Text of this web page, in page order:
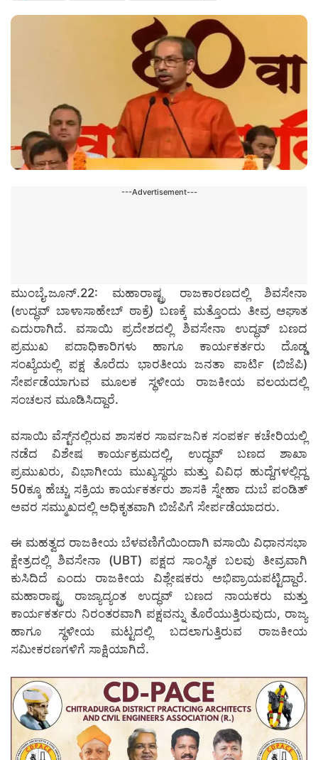
---Advertisement---
ಮುಂಬೈ.ಜೂನ್.22: ಮಹಾರಾಷ್ಟ್ರ ರಾಜಕಾರಣದಲ್ಲಿ ಶಿವಸೇನಾ
(ಉದ್ಧವ್ ಬಾಳಾಸಾಹೇಬ್ ಠಾಕ್ರೆ) ಬಣಕ್ಕೆ ಮತ್ತೊಂದು ತೀವ್ರ ಆಘಾತ
ಎದುರಾಗಿದೆ. ವಸಾಯಿ ಪ್ರದೇಶದಲ್ಲಿ ಶಿವಸೇನಾ ಉದ್ಧವ್ ಬಣದ
ಪ್ರಮುಖ ಪದಾಧಿಕಾರಿಗಳು ಹಾಗೂ ಕಾರ್ಯಕರ್ತರು ದೊಡ್ಡ
ಸಂಖ್ಯೆಯಲ್ಲಿ ಪಕ್ಷ ತೊರೆದು ಭಾರತೀಯ ಜನತಾ ಪಾರ್ಟಿ (ಬಿಜೆಪಿ)
ಸೇರ್ಪಡೆಯಾಗುವ ಮೂಲಕ ಸ್ಥಳೀಯ ರಾಜಕೀಯ ವಲಯದಲ್ಲಿ
ಸಂಚಲನ ಮೂಡಿಸಿದ್ದಾರೆ.
ವಸಾಯಿ ವೆಸ್ಟ್‌ನಲ್ಲಿರುವ ಶಾಸಕರ ಸಾರ್ವಜನಿಕ ಸಂಪರ್ಕ ಕಚೇರಿಯಲ್ಲಿ
ನಡೆದ ವಿಶೇಷ ಕಾರ್ಯಕ್ರಮದಲ್ಲಿ, ಉದ್ಧವ್ ಬಣದ ಶಾಖಾ
ಪ್ರಮುಖರು, ವಿಭಾಗೀಯ ಮುಖ್ಯಸ್ಥರು ಮತ್ತು ವಿವಿಧ ಹುದ್ದೆಗಳಲ್ಲಿದ್ದ
50ಕ್ಕೂ ಹೆಚ್ಚು ಸಕ್ರಿಯ ಕಾರ್ಯಕರ್ತರು ಶಾಸಕಿ ಸ್ನೇಹಾ ದುಬೆ ಪಂಡಿತ್
ಅವರ ಸಮ್ಮುಖದಲ್ಲಿ ಅಧಿಕೃತವಾಗಿ ಬಿಜೆಪಿಗೆ ಸೇರ್ಪಡೆಯಾದರು.
ಈ ಮಹತ್ವದ ರಾಜಕೀಯ ಬೆಳವಣಿಗೆಯಿಂದಾಗಿ ವಸಾಯಿ ವಿಧಾನಸಭಾ
ಕ್ಷೇತ್ರದಲ್ಲಿ ಶಿವಸೇನಾ (UBT) ಪಕ್ಷದ ಸಾಂಸ್ಥಿಕ ಬಲವು ತೀವ್ರವಾಗಿ
ಕುಸಿದಿದೆ ಎಂದು ರಾಜಕೀಯ ವಿಶ್ಲೇಷಕರು ಅಭಿಪ್ರಾಯಪಟ್ಟಿದ್ದಾರೆ.
ಮಹಾರಾಷ್ಟ್ರ ರಾಜ್ಯಾದ್ಯಂತ ಉದ್ಧವ್ ಬಣದ ನಾಯಕರು ಮತ್ತು
ಕಾರ್ಯಕರ್ತರು ನಿರಂತರವಾಗಿ ಪಕ್ಷವನ್ನು ತೊರೆಯುತ್ತಿರುವುದು, ರಾಜ್ಯ
ಹಾಗೂ ಸ್ಥಳೀಯ ಮಟ್ಟದಲ್ಲಿ ಬದಲಾಗುತ್ತಿರುವ ರಾಜಕೀಯ
ಸಮೀಕರಣಗಳಿಗೆ ಸಾಕ್ಷಿಯಾಗಿದೆ.